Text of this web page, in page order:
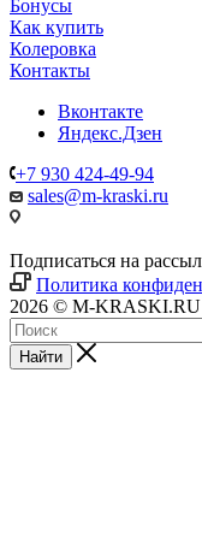
Бонусы
Как купить
Колеровка
Контакты
Вконтакте
Яндекс.Дзен
+7 930 424-49-94
sales@m-kraski.ru
Подписаться на
Политика
2026 © M-KRASKI.RU
Найти